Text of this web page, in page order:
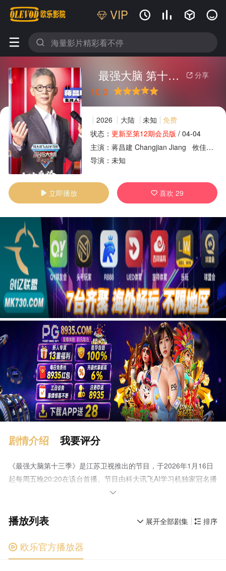
VIP    
 
 分享
最强大脑 第十三季
10.0
很差较差还行 推荐力荐
2026 大陆 未知
免费
状态： 更新至第12期会员版 / 04-04
主演： 蒋昌建 Changjian Jiang 攸佳宁
导演： 未知
 立即播放  喜欢29
广告
剧情介绍 我要评分
《最强大脑第十三季》是江苏卫视推出的节目，于2026年1月16日
起每周五晚20:20在该台首播。节目由科大讯飞AI学习机独家冠名播
出。 节目以“十三启新局，智弈聚锋芒”为主题，围绕计算精准
极限，更要定义极限”的竞技目标。本季首次引入“身价体系”“转会机
乐部展开对决，海报暗含脑力俱乐部组建线索，最终形成五家俱乐
部进行智慧与策略的对抗。 2025年9月30日节目启动全国招

 排序
 展开全部剧集
播放列表
 欧乐官方播放器